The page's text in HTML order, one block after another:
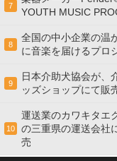
7
YOUTH MUSIC
8
全国の中小企業の温
に音楽を届けるプロ
9
日本介助犬協会が、
ッズショップにて販
10
運送業のカワキタエ
の三重県の運送会社
売